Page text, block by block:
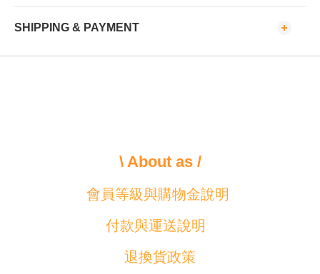
SHIPPING & PAYMENT
\ About as /
會員等級與購物金說明
付款與運送說明
退換貨政策